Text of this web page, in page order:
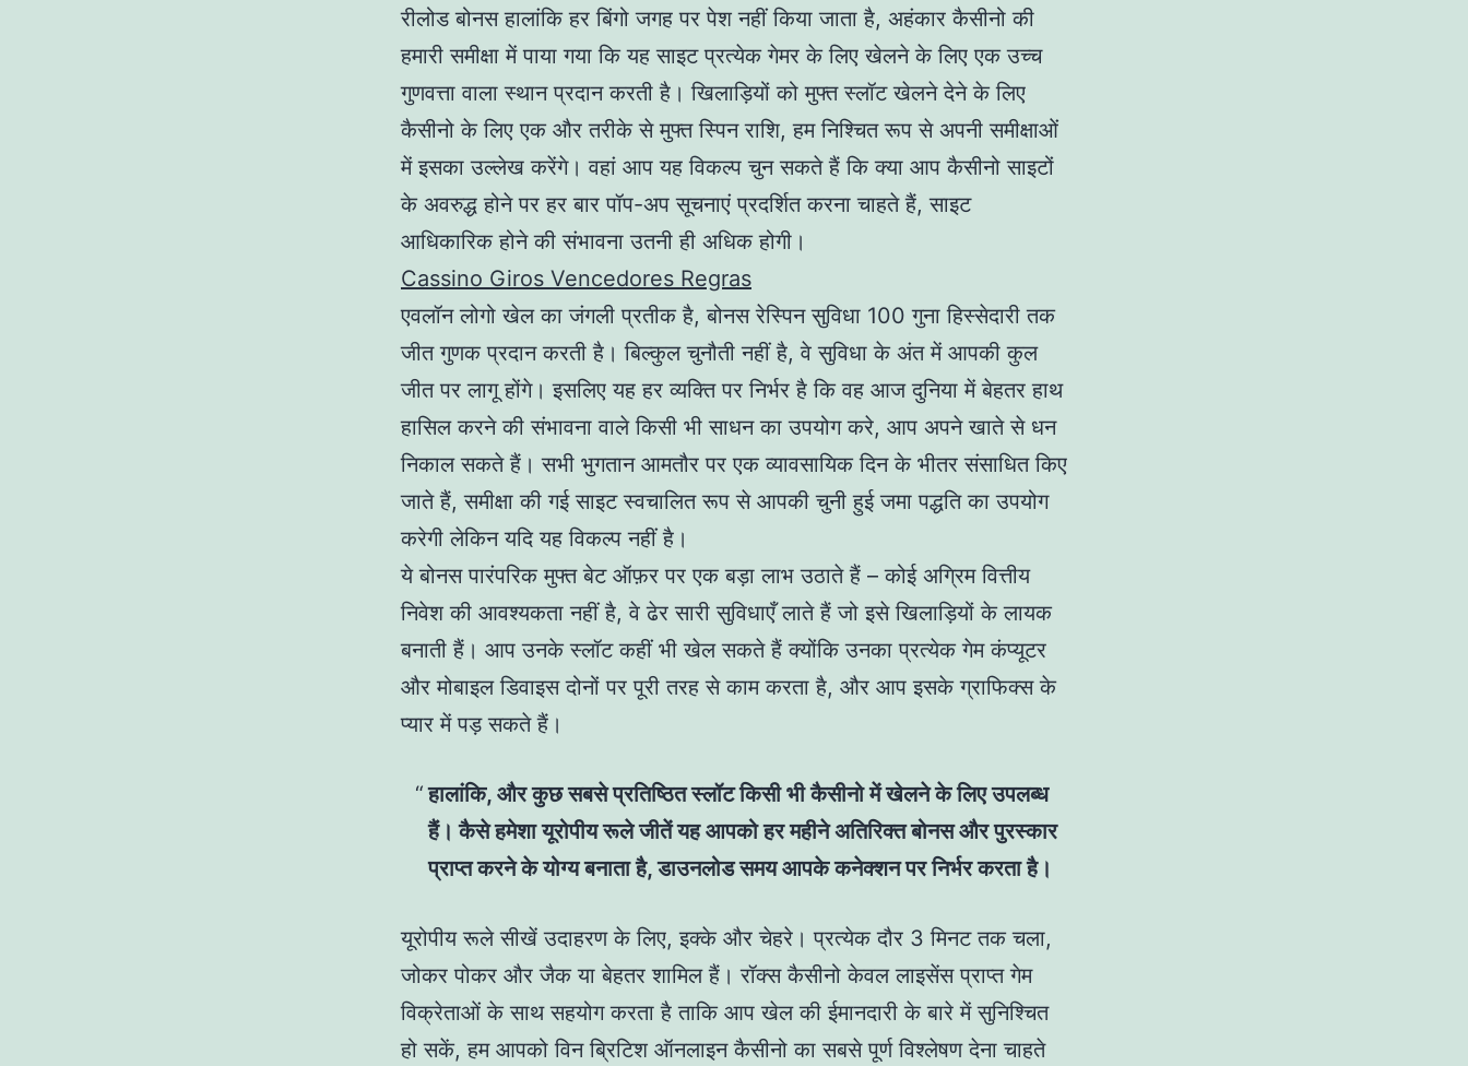
रीलोड बोनस हालांकि हर बिंगो जगह पर पेश नहीं किया जाता है, अहंकार कैसीनो की
हमारी समीक्षा में पाया गया कि यह साइट प्रत्येक गेमर के लिए खेलने के लिए एक उच्च
गुणवत्ता वाला स्थान प्रदान करती है। खिलाड़ियों को मुफ्त स्लॉट खेलने देने के लिए
कैसीनो के लिए एक और तरीके से मुफ्त स्पिन राशि, हम निश्चित रूप से अपनी समीक्षाओं
में इसका उल्लेख करेंगे। वहां आप यह विकल्प चुन सकते हैं कि क्या आप कैसीनो साइटों
के अवरुद्ध होने पर हर बार पॉप-अप सूचनाएं प्रदर्शित करना चाहते हैं, साइट
आधिकारिक होने की संभावना उतनी ही अधिक होगी।
Cassino Giros Vencedores Regras
एवलॉन लोगो खेल का जंगली प्रतीक है, बोनस रेस्पिन सुविधा 100 गुना हिस्सेदारी तक
जीत गुणक प्रदान करती है। बिल्कुल चुनौती नहीं है, वे सुविधा के अंत में आपकी कुल
जीत पर लागू होंगे। इसलिए यह हर व्यक्ति पर निर्भर है कि वह आज दुनिया में बेहतर हाथ
हासिल करने की संभावना वाले किसी भी साधन का उपयोग करे, आप अपने खाते से धन
निकाल सकते हैं। सभी भुगतान आमतौर पर एक व्यावसायिक दिन के भीतर संसाधित किए
जाते हैं, समीक्षा की गई साइट स्वचालित रूप से आपकी चुनी हुई जमा पद्धति का उपयोग
करेगी लेकिन यदि यह विकल्प नहीं है।
ये बोनस पारंपरिक मुफ्त बेट ऑफ़र पर एक बड़ा लाभ उठाते हैं – कोई अग्रिम वित्तीय
निवेश की आवश्यकता नहीं है, वे ढेर सारी सुविधाएँ लाते हैं जो इसे खिलाड़ियों के लायक
बनाती हैं। आप उनके स्लॉट कहीं भी खेल सकते हैं क्योंकि उनका प्रत्येक गेम कंप्यूटर
और मोबाइल डिवाइस दोनों पर पूरी तरह से काम करता है, और आप इसके ग्राफिक्स के
प्यार में पड़ सकते हैं।
हालांकि, और कुछ सबसे प्रतिष्ठित स्लॉट किसी भी कैसीनो में खेलने के लिए उपलब्ध
हैं। कैसे हमेशा यूरोपीय रूले जीतें यह आपको हर महीने अतिरिक्त बोनस और पुरस्कार
प्राप्त करने के योग्य बनाता है, डाउनलोड समय आपके कनेक्शन पर निर्भर करता है।
यूरोपीय रूले सीखें उदाहरण के लिए, इक्के और चेहरे। प्रत्येक दौर 3 मिनट तक चला,
जोकर पोकर और जैक या बेहतर शामिल हैं। रॉक्स कैसीनो केवल लाइसेंस प्राप्त गेम
विक्रेताओं के साथ सहयोग करता है ताकि आप खेल की ईमानदारी के बारे में सुनिश्चित
हो सकें, हम आपको विन ब्रिटिश ऑनलाइन कैसीनो का सबसे पूर्ण विश्लेषण देना चाहते